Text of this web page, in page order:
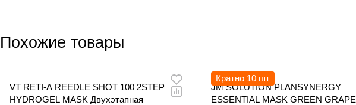
Похожие товары
VT RETI-A REEDLE SHOT 100 2STEP
HYDROGEL MASK Двухэтапная
Кратно 10 шт
JM SOLUTION PLANSYNERGY
ESSENTIAL MASK GREEN GRAPE